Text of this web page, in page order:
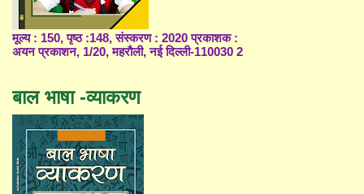
मूल्य : 150, पृष्ठ :148, संस्करण : 2020 प्रकाशक :
अयन प्रकाशन, 1/20, महरौली, नई दिल्ली-110030 2
बाल भाषा -व्याकरण